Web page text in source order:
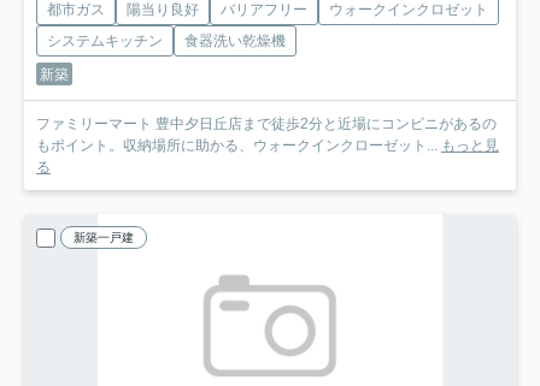
都市ガス 陽当り良好 バリアフリー
ウォークインクロゼット
システムキッチン
食器洗い乾燥機
新築
ファミリーマート 豊中夕日丘店まで徒歩2分と近場にコンビニがあるの
もポイント。収納場所に助かる、ウォークインクローゼット... もっと見
る
新築一戸建